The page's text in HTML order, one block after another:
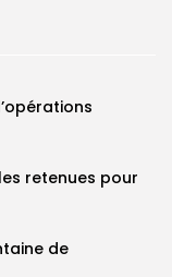
retenues pour
de